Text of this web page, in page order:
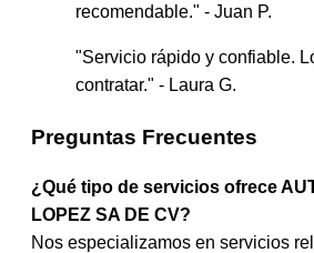
recomendable." - Juan P.
"Servicio rápido y confiable.
contratar." - Laura G.
Preguntas Frecuentes
¿Qué tipo de servicios ofrece
LOPEZ SA DE CV?
Nos especializamos en servicios